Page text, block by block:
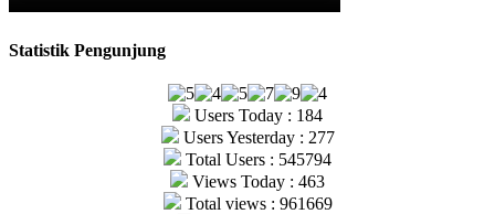
Statistik Pengunjung
Users Today : 184
Users Yesterday : 277
Total Users : 545794
Views Today : 463
Total views : 961669